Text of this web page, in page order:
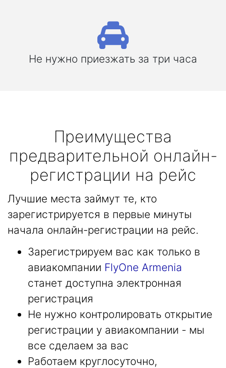
Не нужно приезжать за три часа
Преимущества
предварительной онлайн-
регистрации на рейс
Лучшие места займут те, кто
зарегистрируется в первые минуты
начала онлайн-регистрации на рейс.
Зарегистрируем вас как только в
авиакомпании FlyOne Armenia
станет доступна электронная
регистрация
Не нужно контролировать открытие
регистрации у авиакомпании - мы
все сделаем за вас
Работаем круглосуточно,